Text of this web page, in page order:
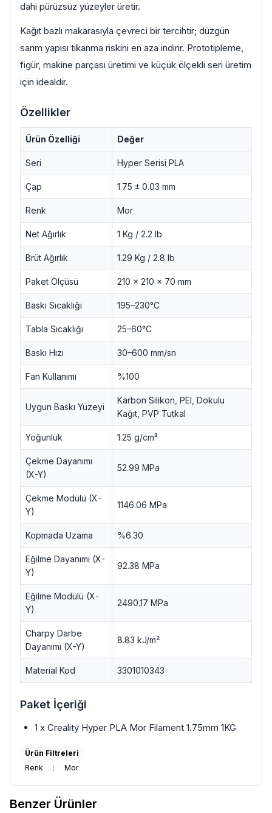
dahi pürüzsüz yüzeyler üretir.
Kağıt bazlı makarasıyla çevreci bir tercihtir; düzgün
sarım yapısı tıkanma riskini en aza indirir. Prototipleme,
figür, makine parçası üretimi ve küçük ölçekli seri üretim
için idealdir.
Özellikler
Ürün Özelliği Değer
Seri Hyper Serisi PLA
Çap 1.75 ± 0.03 mm
Renk Mor
Net Ağırlık 1 Kg / 2.2 lb
Brüt Ağırlık 1.29 Kg / 2.8 lb
Paket Ölçüsü 210 x 210 x 70 mm
Baskı Sıcaklığı 195–230°C
Tabla Sıcaklığı 25–60°C
Baskı Hızı 30–600 mm/sn
Fan Kullanımı %100
Uygun Baskı Yüzeyi
Karbon Silikon, PEI, Dokulu
Kağıt, PVP Tutkal
Yoğunluk 1.25 g/cm³
Çekme Dayanımı
(X-Y)
52.99 MPa
Çekme Modülü (X-
Y)
1146.06 MPa
Kopmada Uzama %6.30
Eğilme Dayanımı (X-
Y)
92.38 MPa
Eğilme Modülü (X-
Y)
2490.17 MPa
Charpy Darbe
Dayanımı (X-Y)
8.83 kJ/m²
Material Kod 3301010343
Paket İçeriği
1 x Creality Hyper PLA Mor Filament 1.75mm 1KG
Ürün Filtreleri
Renk
: Mor
Benzer Ürünler